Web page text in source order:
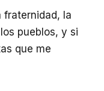
fraternidad, la
pueblos, y si
que me